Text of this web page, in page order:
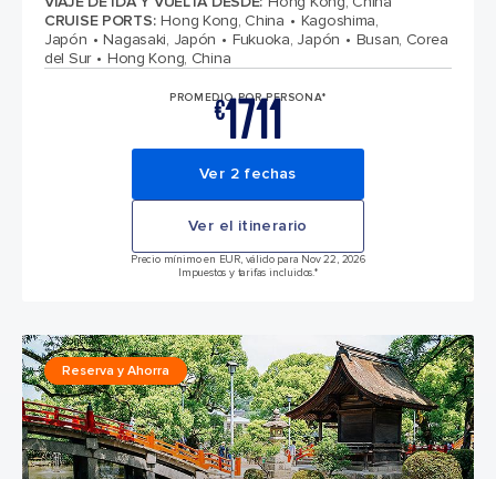
CRUISE PORTS: Hong Kong, China
Kagoshima,
Japón
Nagasaki, Japón Fukuoka, Japón
Busan, Corea
del Sur
Hong Kong, China
PROMEDIO POR PERSONA*
€1711
Ver 2 fechas
Ver el itinerario
Precio mínimo en EUR, válido para Nov 22, 2026
Impuestos y tarifas incluidos.*
Reserva y Ahorra